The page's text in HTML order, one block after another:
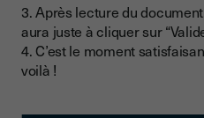
3. Après lecture du
aura juste à cliquer sur
4. C’est le moment
voilà !